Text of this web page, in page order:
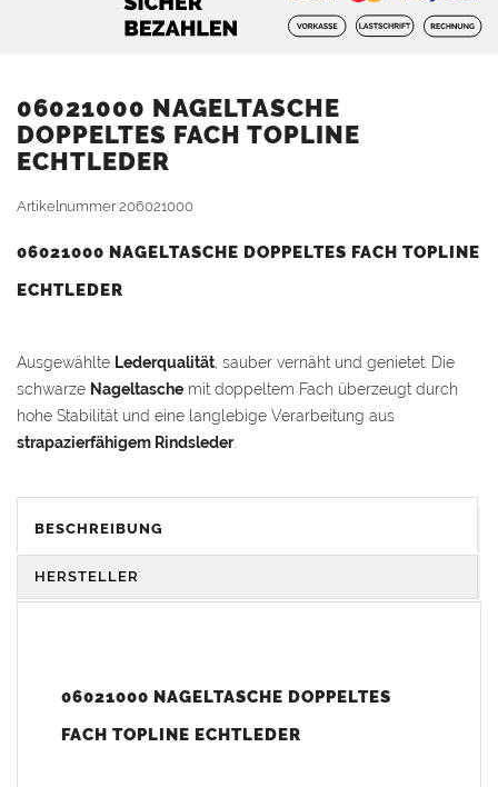
06021000 NAGELTASCHE
DOPPELTES FACH TOPLINE
ECHTLEDER
Artikelnummer206021000
06021000 NAGELTASCHE DOPPELTES FACH TOPLINE
ECHTLEDER
Ausgewählte Lederqualität, sauber vernäht und genietet. Die
schwarze Nageltasche mit doppeltem Fach überzeugt durch
hohe Stabilität und eine langlebige Verarbeitung aus
strapazierfähigem Rindsleder.
VORTEILE & KOMFORT
Haltbar: Gefertigt aus
Qualitativ: HochwertigeTopline-Qualität
Gewicht: 0,17 kg
BESCHREIBUNG
HERSTELLER
06021000 NAGELTASCHE DOPPELTES
FACH TOPLINE ECHTLEDER